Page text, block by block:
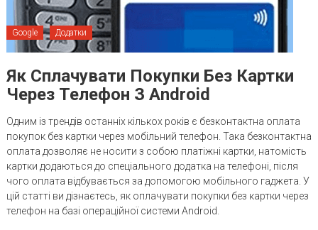
Google Додатки
Як Сплачувати Покупки Без Картки
Через Телефон З Android
Одним із трендів останніх кількох років є безконтактна оплата
покупок без картки через мобільний телефон. Така безконтактна
оплата дозволяє не носити з собою платіжні картки, натомість
картки додаються до спеціального додатка на телефоні, після
чого оплата відбувається за допомогою мобільного гаджета. У
цій статті ви дізнаєтесь, як оплачувати покупки без картки через
телефон на базі операційної системи Android.